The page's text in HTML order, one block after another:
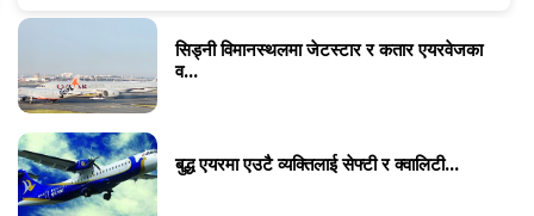
सिड्नी विमानस्थलमा जेटस्टार र कतार एयरवेजका
व...
बुद्ध एयरमा एउटै व्यक्तिलाई सेफ्टी र क्वालिटी...